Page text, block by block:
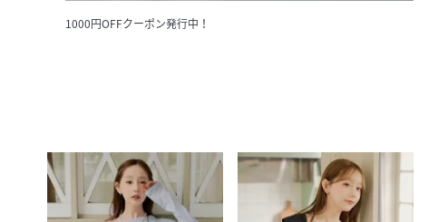
1000円OFFクーポン発行中！